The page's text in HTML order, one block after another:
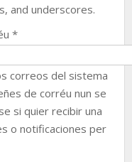
and underscores.
*
correos del sistema
de corréu nun se
si quier recibir una
o notificaciones per